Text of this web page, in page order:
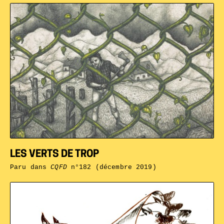
LES VERTS DE TROP
Paru dansCQFDn°182 (décembre 2019)